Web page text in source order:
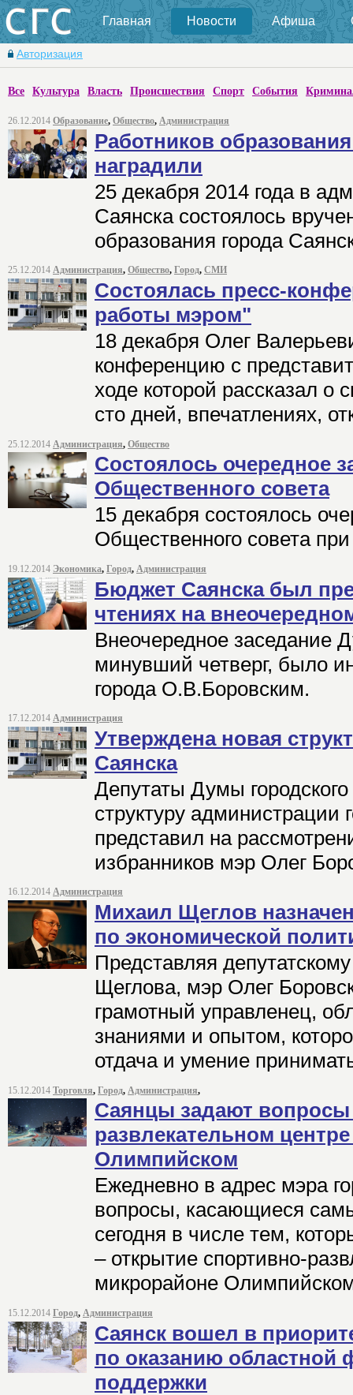
Главная Новости Афиша
Авторизация
Все Культура Власть Происшествия Спорт События
26.12.2014 Образование, Общество, Администрация
Работников
наградили
25 декабря 2014 года в
Саянска состоялось
образования города
25.12.2014 Администрация, Общество, Город, СМИ
Состоялась пресс-
работы мэром"
18 декабря Олег
конференцию с
ходе которой рассказал о
сто дней, впечатлениях,
25.12.2014 Администрация, Общество
Состоялось очередное
Общественного совета
15 декабря состоялось
Общественного совета
19.12.2014 Экономика, Город, Администрация
Бюджет Саянска был
чтениях на
Внеочередное заседание
минувший четверг, было
города О.В.Боровским.
17.12.2014 Администрация
Утверждена новая
Саянска
Депутаты Думы
структуру администрации
представил на
избранников мэр Олег
16.12.2014 Администрация
Михаил Щеглов
по экономической
Представляя
Щеглова, мэр Олег
грамотный управленец,
знаниями и опытом,
отдача и умение
15.12.2014 Торговля, Город, Администрация,
Саянцы задают вопросы
развлекательном
Олимпийском
Ежедневно в адрес мэра
вопросы, касающиеся
сегодня в числе тем,
– открытие спортивно-
микрорайоне
15.12.2014 Город, Администрация
Саянск вошел в
по оказанию областной
поддержки